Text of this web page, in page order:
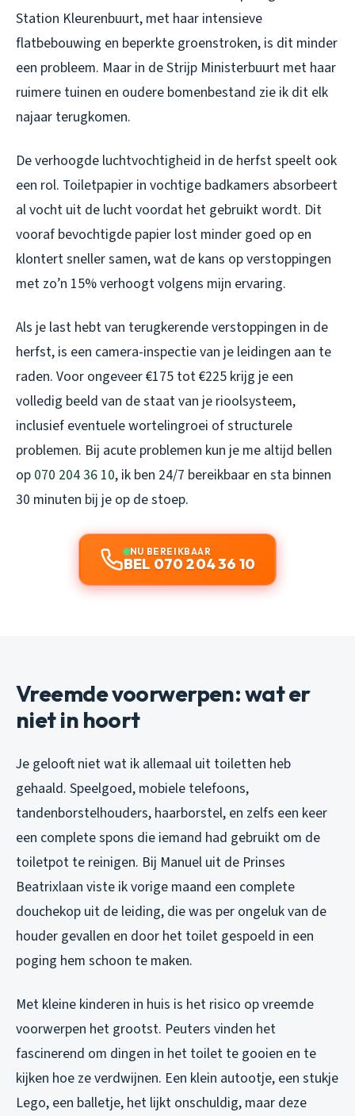
Station Kleurenbuurt, met haar intensieve
flatbebouwing en beperkte groenstroken, is dit minder
een probleem. Maar in de Strijp Ministerbuurt met haar
ruimere tuinen en oudere bomenbestand zie ik dit elk
najaar terugkomen.
De verhoogde luchtvochtigheid in de herfst speelt ook
een rol. Toiletpapier in vochtige badkamers absorbeert
al vocht uit de lucht voordat het gebruikt wordt. Dit
vooraf bevochtigde papier lost minder goed op en
klontert sneller samen, wat de kans op verstoppingen
met zo’n 15% verhoogt volgens mijn ervaring.
Als je last hebt van terugkerende verstoppingen in de
herfst, is een camera-inspectie van je leidingen aan te
raden. Voor ongeveer €175 tot €225 krijg je een
volledig beeld van de staat van je rioolsysteem,
inclusief eventuele wortelingroei of structurele
problemen. Bij acute problemen kun je me altijd bellen
op 070 204 36 10, ik ben 24/7 bereikbaar en sta binnen
30 minuten bij je op de stoep.
NU BEREIKBAAR
BEL 070 204 36 10
Vreemde voorwerpen: wat er
niet in hoort
Je gelooft niet wat ik allemaal uit toiletten heb
gehaald. Speelgoed, mobiele telefoons,
tandenborstelhouders, haarborstel, en zelfs een keer
een complete spons die iemand had gebruikt om de
toiletpot te reinigen. Bij Manuel uit de Prinses
Beatrixlaan viste ik vorige maand een complete
douchekop uit de leiding, die was per ongeluk van de
houder gevallen en door het toilet gespoeld in een
poging hem schoon te maken.
Met kleine kinderen in huis is het risico op vreemde
voorwerpen het grootst. Peuters vinden het
fascinerend om dingen in het toilet te gooien en te
kijken hoe ze verdwijnen. Een klein autootje, een stukje
Lego, een balletje, het lijkt onschuldig, maar deze